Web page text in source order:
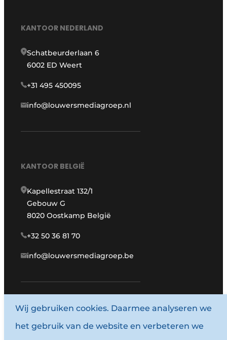
KANTOOR NEDERLAND
Schatbeurderlaan 6
6002 ED Weert
+31 495 450095
info@louwersmediagroep.nl
KANTOOR BELGIË
Kapellestraat 132/1
Gebouw G
8020 Oostkamp België
+32 50 36 81 70
info@louwersmediagroep.be
www.louwersmediagroep.com
© 1987 - 2026 Louwersmediagroep.
Wij gebruiken cookies. Daarmee analyseren we
het gebruik van de website en verbeteren we